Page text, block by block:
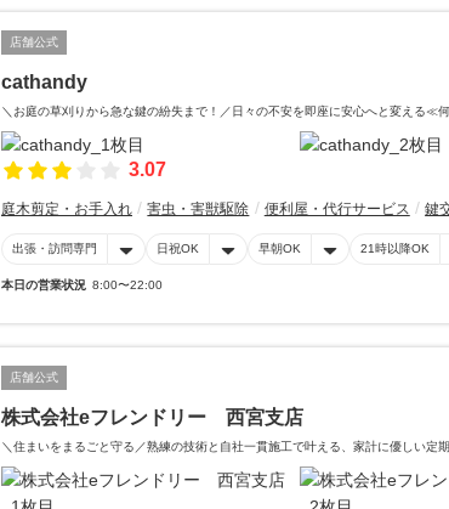
店舗公式
cathandy
＼お庭の草刈りから急な鍵の紛失まで！／日々の不安を即座に安心へと変える≪
3.07
庭木剪定・お手入れ 害虫・害獣駆除 便利屋・代行サービス 鍵
出張・訪問専門 日祝OK 早朝OK 21時以降OK
本日の営業状況 8:00〜22:00
店舗公式
株式会社eフレンドリー 西宮支店
＼住まいをまるごと守る／熟練の技術と自社一貫施工で叶える、家計に優しい定期